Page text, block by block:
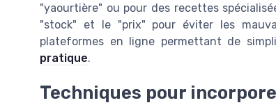
"yaourtière" ou pour des recettes
"stock" et le "prix" pour éviter les
plateformes en ligne permettant de
pratique.
Techniques pour